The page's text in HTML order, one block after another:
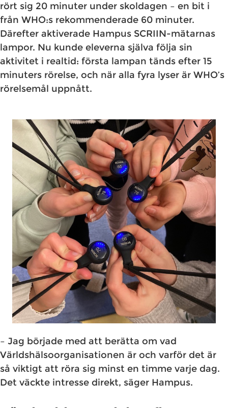
rört sig 20 minuter under skoldagen – en bit i
från WHO:s rekommenderade 60 minuter.
Därefter aktiverade Hampus SCRIIN-mätarnas
lampor. Nu kunde eleverna själva följa sin
aktivitet i realtid: första lampan tänds efter 15
minuters rörelse, och när alla fyra lyser är WHO’s
rörelsemål uppnått.
– Jag började med att berätta om vad
Världshälsoorganisationen är och varför det är
så viktigt att röra sig minst en timme varje dag.
Det väckte intresse direkt, säger Hampus.